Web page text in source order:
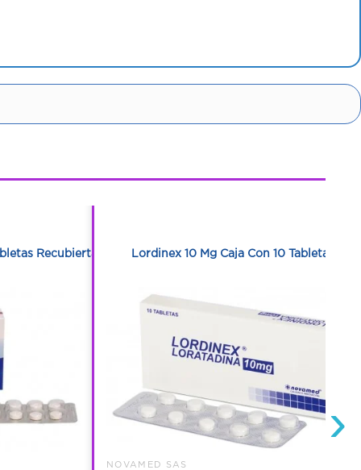
Recubiertas Lordinex 10 Mg Caja Con 10 Tabletas
NOVAMED SAS
›